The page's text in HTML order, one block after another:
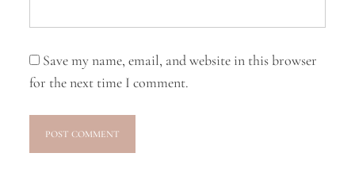
Save my name, email, and website in this browser
for the next time I comment.